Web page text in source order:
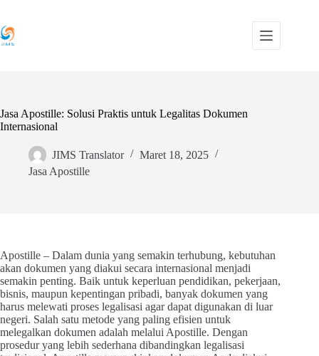
content
Jasa Apostille: Solusi Praktis untuk Legalitas Dokumen
Internasional
JIMS Translator
Maret 18, 2025
Jasa Apostille
Apostille – Dalam dunia yang semakin terhubung, kebutuhan
akan dokumen yang diakui secara internasional menjadi
semakin penting. Baik untuk keperluan pendidikan, pekerjaan,
bisnis, maupun kepentingan pribadi, banyak dokumen yang
harus melewati proses legalisasi agar dapat digunakan di luar
negeri. Salah satu metode yang paling efisien untuk
melegalkan dokumen adalah melalui Apostille. Dengan
prosedur yang lebih sederhana dibandingkan legalisasi